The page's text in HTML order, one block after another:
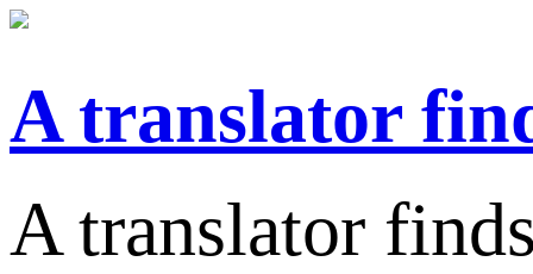
A translator
A translator